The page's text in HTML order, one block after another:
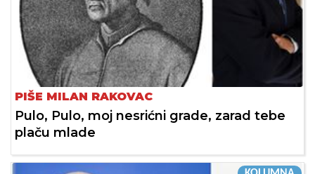
PIŠE MILAN RAKOVAC
Pulo, Pulo, moj nesrićni grade, zarad tebe
plaču mlade